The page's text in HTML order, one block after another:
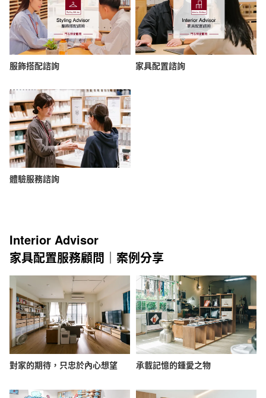
服飾搭配諮詢 家具配置諮詢
體驗服務諮詢
Interior Advisor
家具配置服務顧問｜案例分享
對家的期待，只忠於內心想望 承載記憶的鍾愛之物